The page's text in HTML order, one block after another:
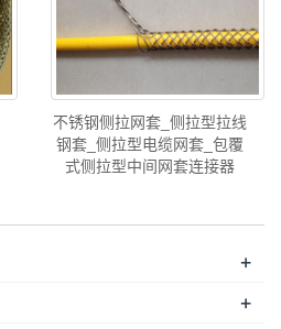
不锈钢侧拉网套_侧拉型拉线
钢套_侧拉型电缆网套_包覆
式侧拉型中间网套连接器
+
+